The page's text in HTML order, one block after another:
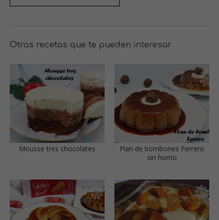
Otras recetas que te pueden interesar
Mousse tres chocolates
Flan de bombones Ferrero
sin horno